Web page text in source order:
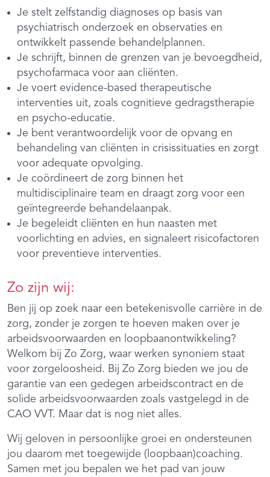
Je stelt zelfstandig diagnoses op basis van
psychiatrisch onderzoek en observaties en
ontwikkelt passende behandelplannen.
Je schrijft, binnen de grenzen van je bevoegdheid,
psychofarmaca voor aan cliënten.
Je voert evidence-based therapeutische
interventies uit, zoals cognitieve gedragstherapie
en psycho-educatie.
Je bent verantwoordelijk voor de opvang en
behandeling van cliënten in crisissituaties en zorgt
voor adequate opvolging.
Je coördineert de zorg binnen het
multidisciplinaire team en draagt zorg voor een
geïntegreerde behandelaanpak.
Je begeleidt cliënten en hun naasten met
voorlichting en advies, en signaleert risicofactoren
voor preventieve interventies.
Zo zijn wij:
Ben jij op zoek naar een betekenisvolle carrière in de
zorg, zonder je zorgen te hoeven maken over je
arbeidsvoorwaarden en loopbaanontwikkeling?
Welkom bij Zo Zorg, waar werken synoniem staat
voor zorgeloosheid. Bij Zo Zorg bieden we jou de
garantie van een gedegen arbeidscontract en de
solide arbeidsvoorwaarden zoals vastgelegd in de
CAO VVT. Maar dat is nog niet alles.
Wij geloven in persoonlijke groei en ondersteunen
jou daarom met toegewijde (loopbaan)coaching.
Samen met jou bepalen we het pad van jouw